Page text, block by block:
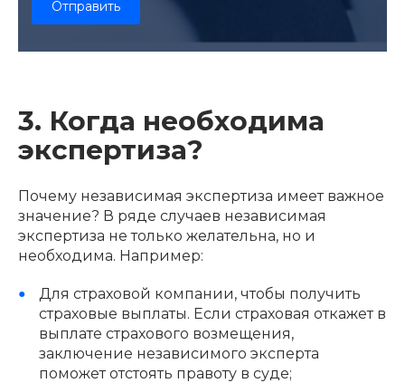
3. Когда необходима
экспертиза?
Почему независимая экспертиза имеет важное
значение? В ряде случаев независимая
экспертиза не только желательна, но и
необходима. Например:
Для страховой компании, чтобы получить
страховые выплаты. Если страховая откажет в
выплате страхового возмещения,
заключение независимого эксперта
поможет отстоять правоту в суде;